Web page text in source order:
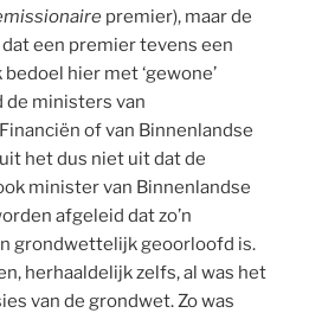
premier), maar de
een premier tevens een
bedoel hier met ‘gewone’
ministers van
of van Binnenlandse
het dus niet uit dat de
minister van Binnenlandse
afgeleid dat zo’n
grondwettelijk geoorloofd is.
herhaaldelijk zelfs, al was het
van de grondwet. Zo was